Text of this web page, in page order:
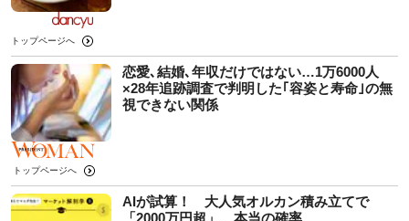
トップページへ
恋愛､結婚､年収だけではない…1万6000人
×28年追跡調査で判明した｢容姿と寿命｣の無
視できない関係
トップページへ
AIが試算！ 大人気オルカン積み立てで
「2000万円超」、本当の確率